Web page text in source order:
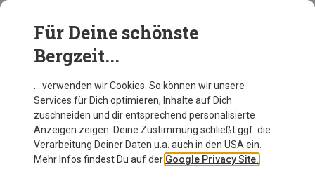
BEKLEIDUNG
Für Deine schönste
Bergzeit...
… verwenden wir Cookies. So können wir unsere
Services für Dich optimieren, Inhalte auf Dich
zuschneiden und dir entsprechend personalisierte
Anzeigen zeigen. Deine Zustimmung schließt ggf. die
Verarbeitung Deiner Daten u.a. auch in den USA ein.
Mehr Infos findest Du auf der Google Privacy Site.